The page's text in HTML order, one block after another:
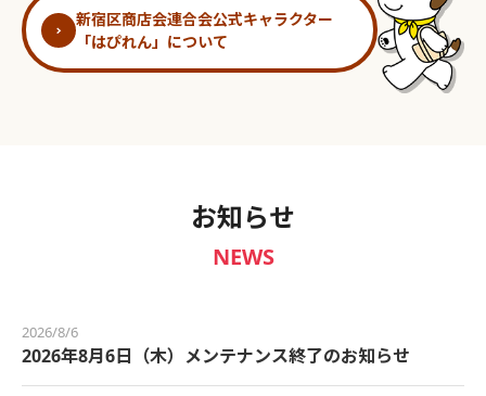
新宿区商店会連合会公式キャラクター
「はぴれん」について
お知らせ
NEWS
2026/8/6
2026年8月6日（木）メンテナンス終了のお知らせ